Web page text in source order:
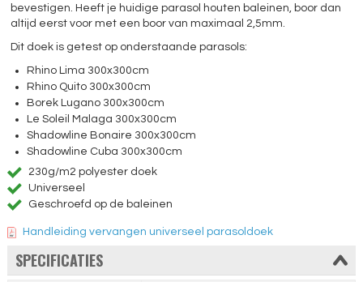
bevestigen. Heeft je huidige parasol houten baleinen, boor dan
altijd eerst voor met een boor van maximaal 2,5mm.
Dit doek is getest op onderstaande parasols:
Rhino Lima 300x300cm
Rhino Quito 300x300cm
Borek Lugano 300x300cm
Le Soleil Malaga 300x300cm
Shadowline Bonaire 300x300cm
Shadowline Cuba 300x300cm
230g/m2 polyester doek
Universeel
Geschroefd op de baleinen
Handleiding vervangen universeel parasoldoek
SPECIFICATIES